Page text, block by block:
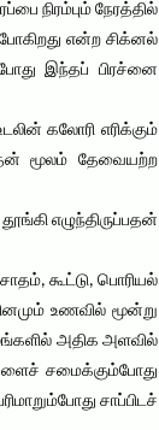
நிரம்பும் நேரத்தில்
என்ற சிக்னல்
இந்தப் பிரச்னை
கலோரி எரிக்கும்
மூலம் தேவையற்ற
எழுந்திருப்பதன்
கூட்டு, பொரியல்
உணவில் மூன்று
அதிக அளவில்
சமைக்கும்போது
சாப்பிடச்